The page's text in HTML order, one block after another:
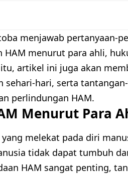
menjawab pertanyaan-
HAM menurut para ahli,
artikel ini juga akan
sehari-hari, serta
perlindungan HAM.
Menurut Para
melekat pada diri
tidak dapat tumbuh
HAM sangat penting,